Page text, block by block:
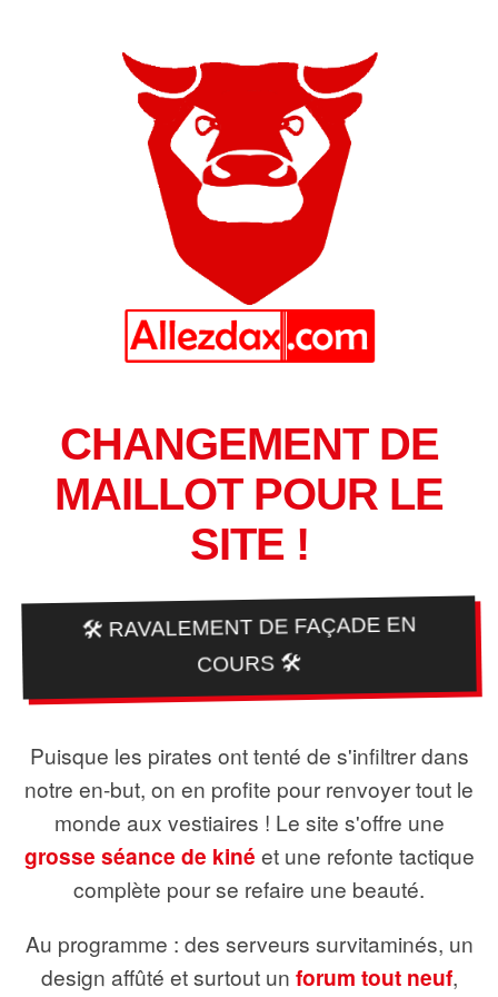
CHANGEMENT DE
MAILLOT POUR LE
SITE !
🛠️ RAVALEMENT DE FAÇADE EN
COURS 🛠️
Puisque les pirates ont tenté de s'infiltrer dans
notre en-but, on en profite pour renvoyer tout le
monde aux vestiaires ! Le site s'offre une
grosse séance de kiné et une refonte tactique
complète pour se refaire une beauté.
Au programme : des serveurs survitaminés, un
design affûté et surtout un forum tout neuf,